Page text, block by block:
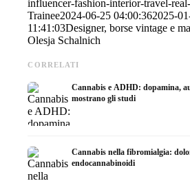
influencer-fashion-interior-travel-
Trainee2024-06-25 04:00:362025-
11:41:03Designer, borse vintage e
Olesja Schalnich
CORRELATI
Cannabis e ADHD: dopamina,
mostrano gli studi
Cannabis nella fibromialgia:
endocannabinoidi